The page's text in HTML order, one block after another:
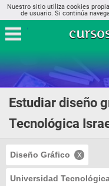
Nuestro sitio utiliza cookies
de usuario. Si continúa
Estudiar diseño
Tecnológica
Diseño Gráfico
Universidad